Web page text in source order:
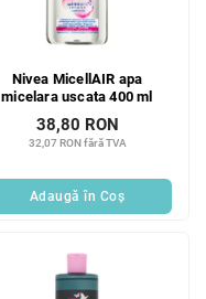
Nivea MicellAIR apa
micelara uscata 400 ml
32,07 RON fără TVA
38,80 RON
Adaugă în Coş